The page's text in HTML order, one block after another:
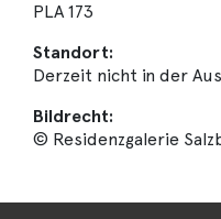
PLA 173
Standort:
Derzeit nicht in der
Bildrecht:
© Residenzgalerie